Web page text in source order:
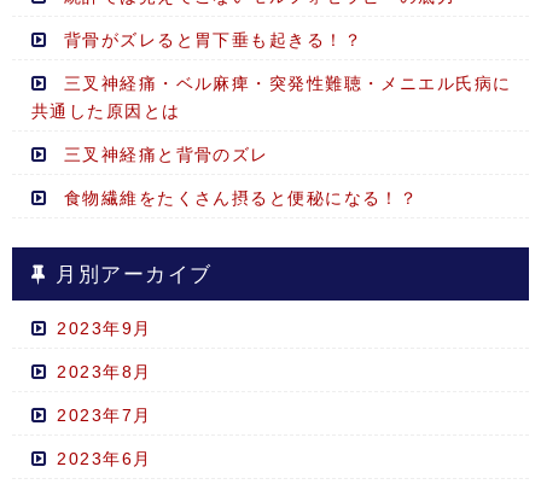
背骨がズレると胃下垂も起きる！？
三叉神経痛・ベル麻痺・突発性難聴・メニエル氏病に
共通した原因とは
三叉神経痛と背骨のズレ
食物繊維をたくさん摂ると便秘になる！？
月別アーカイブ
2023年9月
2023年8月
2023年7月
2023年6月